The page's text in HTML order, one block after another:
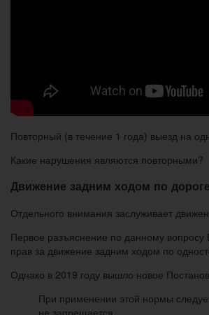
Повторный (в течение 1 года) выезд на
Какие нарушения являются повторными?
Движение задним ходом по
Отдельного внимания заслуживает
Первое разъяснение по данному
прав за движение задним ходом по
Однако в 2019 году вышло новое
При применении этой нормы
не запрещается.